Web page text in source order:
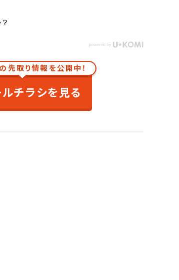
先取り情報を公開中！
チラシを見る